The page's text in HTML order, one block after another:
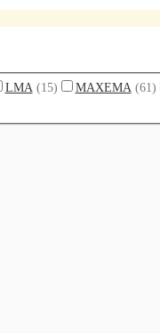
LMA (15) MAXEMA (61)